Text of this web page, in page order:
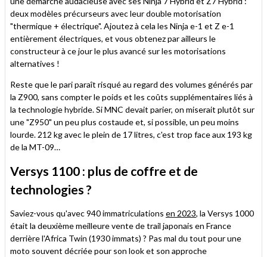
deux modèles précurseurs avec leur double motorisation
"thermique + électrique". Ajoutez à cela les Ninja e-1 et Z e-1
entièrement électriques, et vous obtenez par ailleurs le
constructeur à ce jour le plus avancé sur les motorisations
alternatives !
Reste que le pari paraît risqué au regard des volumes générés par
la Z900, sans compter le poids et les coûts supplémentaires liés à
la technologie hybride. Si MNC devait parier, on miserait plutôt sur
une "Z950" un peu plus costaude et, si possible, un peu moins
lourde. 212 kg avec le plein de 17 litres, c'est trop face aux 193 kg
de la MT-09…
Versys 1100 : plus de coffre et de
technologies ?
Saviez-vous qu'avec 940 immatriculations en 2023, la Versys 1000
était la deuxième meilleure vente de trail japonais en France
derrière l'Africa Twin (1930 immats) ? Pas mal du tout pour une
moto souvent décriée pour son look et son approche